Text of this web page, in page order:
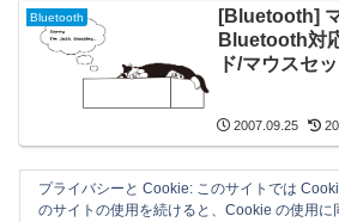
Bluetooth
[Bluetooth]
Bluetooth対
ド/マウスセ
2007.09.25
プライバシーと Cookie: このサイトでは
のサイトの使用を続けると、Cookie の使用に